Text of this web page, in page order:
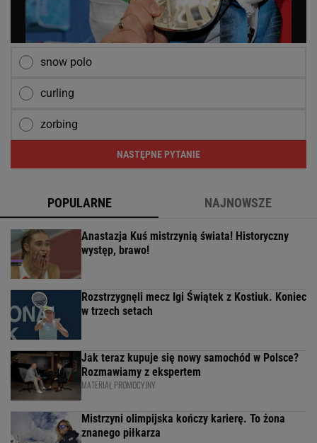
snow polo
curling
zorbing
NASTĘPNE PYTANIE
POPULARNE NAJNOWSZE
Anastazja Kuś mistrzynią świata! Historyczny
występ, brawo!
Rozstrzygnęli mecz Igi Świątek z Kostiuk. Koniec
w trzech setach
Jak teraz kupuje się nowy samochód w Polsce?
Rozmawiamy z ekspertem
MATERIAŁ PROMOCYJNY
Mistrzyni olimpijska kończy karierę. To żona
znanego piłkarza